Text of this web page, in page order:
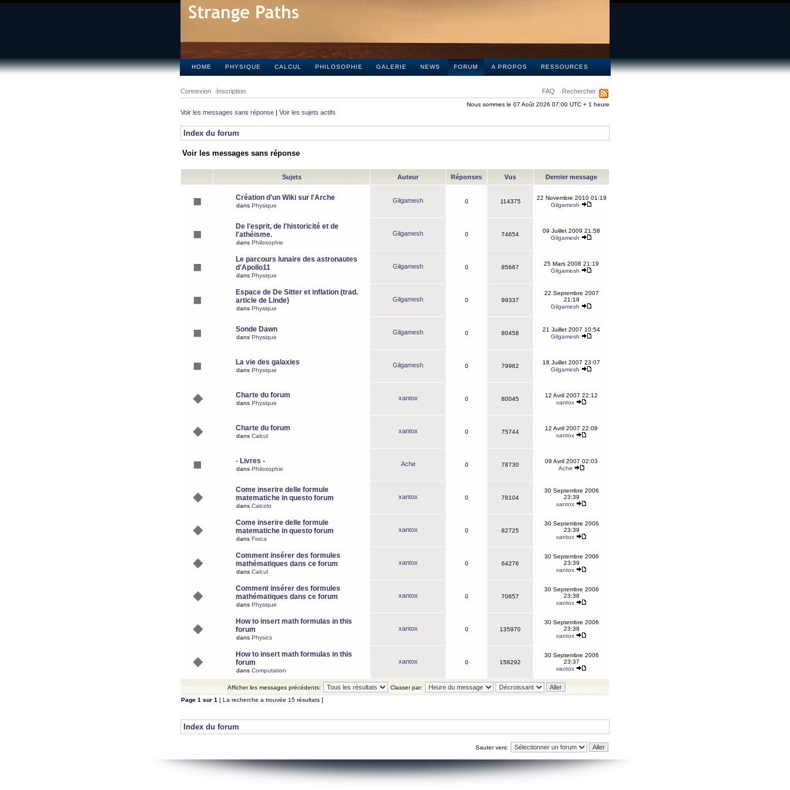
HOME PHYSIQUE CALCUL PHILOSOPHIE GALERIE NEWS FORUM A PROPOS RESSOURCES
FAQ Rechercher
Connexion Inscription
Nous sommes le 07 Août 2026 07:00 UTC + 1 heure
Voir les messages sans réponse | Voir les sujets actifs
Index du forum
Voir les messages sans réponse
Sujets Auteur Réponses Vus Dernier message
Création d'un Wiki sur l'Arche
dans Physique
Gilgamesh 0 114375
22 Novembre 2010 01:19
Gilgamesh
De l'esprit, de l'historicité et de
l'athéisme.
dans Philosophie
Gilgamesh 0 74654
09 Juillet 2009 21:58
Gilgamesh
Le parcours lunaire des astronautes
d'Apollo11
dans Physique
Gilgamesh 0 85667
25 Mars 2008 21:19
Gilgamesh
Espace de De Sitter et inflation (trad.
article de Linde)
dans Physique
Gilgamesh 0 99337
22 Septembre 2007
21:19
Gilgamesh
Sonde Dawn
dans Physique
Gilgamesh 0 80458
21 Juillet 2007 10:54
Gilgamesh
La vie des galaxies
dans Physique
Gilgamesh 0 79962
18 Juillet 2007 23:07
Gilgamesh
Charte du forum
dans Physique
xantox 0 80045
12 Avril 2007 22:12
xantox
Charte du forum
dans Calcul
xantox 0 75744
12 Avril 2007 22:09
xantox
- Livres -
dans Philosophie
Ache 0 78730
09 Avril 2007 02:03
Ache
Come inserire delle formule
matematiche in questo forum
dans Calcolo
xantox 0 78104
30 Septembre 2006
23:39
xantox
Come inserire delle formule
matematiche in questo forum
dans Fisica
xantox 0 82725
30 Septembre 2006
23:39
xantox
Comment insérer des formules
mathématiques dans ce forum
dans Calcul
xantox 0 64276
30 Septembre 2006
23:39
xantox
Comment insérer des formules
mathématiques dans ce forum
dans Physique
xantox 0 70657
30 Septembre 2006
23:38
xantox
How to insert math formulas in this
forum
dans Physics
xantox 0 135970
30 Septembre 2006
23:38
xantox
How to insert math formulas in this
forum
dans Computation
xantox 0 158292
30 Septembre 2006
23:37
xantox
Afficher les messages précédents:
Classer par:
Page 1 sur 1 [ La recherche a trouvée 15 résultats ]
Index du forum
Sauter vers: